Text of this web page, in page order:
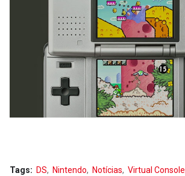
Tags: DS Nintendo Notícias Virtual Console